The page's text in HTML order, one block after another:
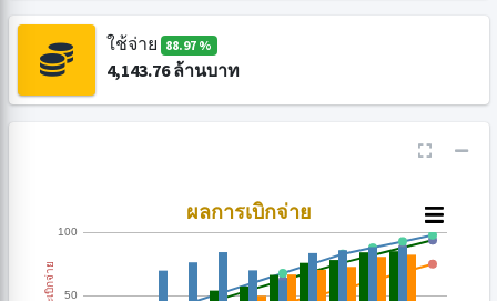
ใช้จ่าย 88.97 %
4,143.76ล้านบาท